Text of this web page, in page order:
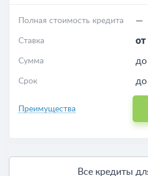
Полная стоимость кредита —
Ставка от
Сумма
Срок до
Преимущества
Все кредиты